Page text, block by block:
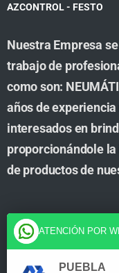
AZCONTROL - FESTO
Nuestra Empresa
trabajo de
como son:
años de
interesados en
proporcionándole
de productos de
Cuenta
Tienda
ATENCIÓN POR
PUEBLA